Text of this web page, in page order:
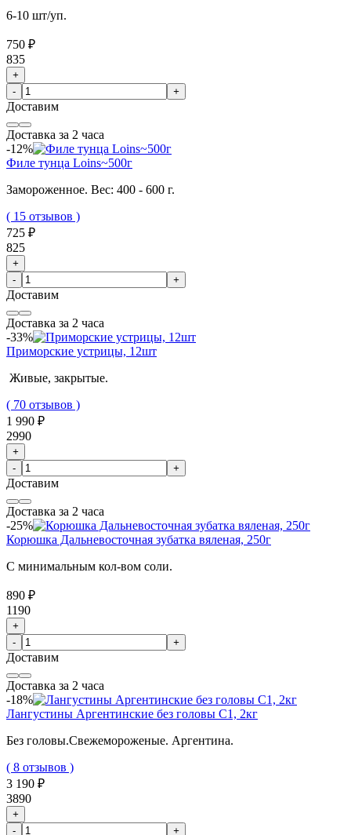
6-10 шт/уп.
750 ₽
835
+
-
+
Доставим
Доставка за 2 часа
-12%
Филе тунца Loins~500г
Замороженное. Вес: 400 - 600 г.
( 15 отзывов )
725 ₽
825
+
-
+
Доставим
Доставка за 2 часа
-33%
Приморские устрицы, 12шт
Живые, закрытые.
( 70 отзывов )
1 990 ₽
2990
+
-
+
Доставим
Доставка за 2 часа
-25%
Корюшка Дальневосточная зубатка вяленая, 250г
С минимальным кол-вом соли.
890 ₽
1190
+
-
+
Доставим
Доставка за 2 часа
-18%
Лангустины Аргентинские без головы C1, 2кг
Без головы.Свежемороженые. Аргентина.
( 8 отзывов )
3 190 ₽
3890
+
-
+